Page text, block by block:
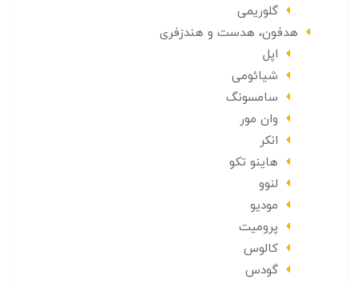
گلوریمی
هدفون، هدست و هندزفری
اپل
شیائومی
سامسونگ
وان مور
انکر
هاینو تکو
لنوو
مودیو
پرومیت
کالوس
گودس